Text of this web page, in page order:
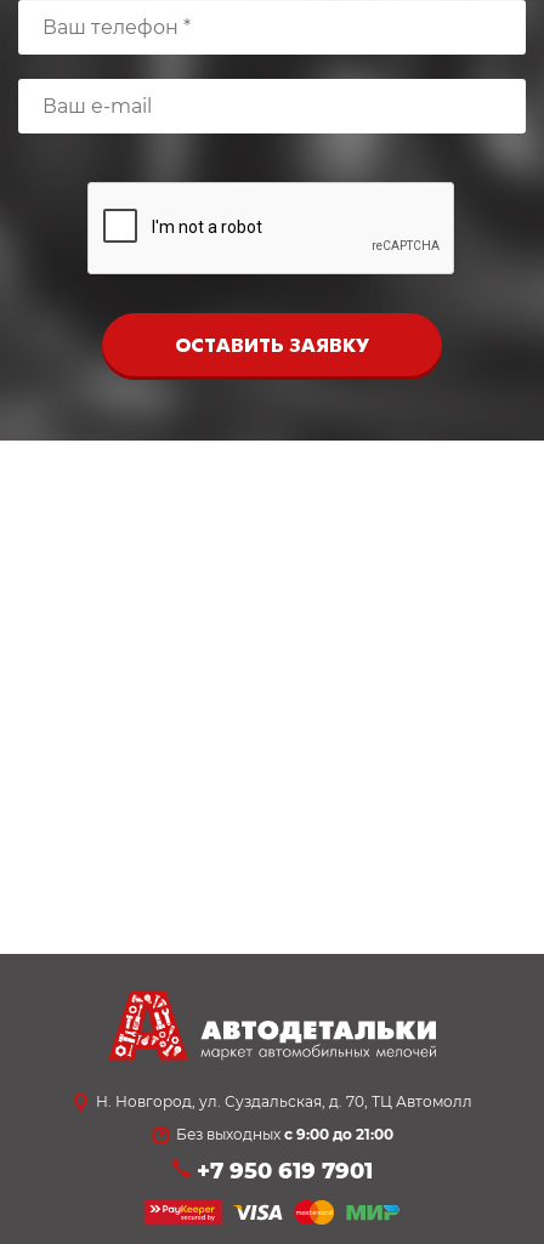
ОСТАВИТЬ ЗАЯВКУ
Н. Новгород, ул. Суздальская, д. 70, ТЦ Автомолл
Без выходных с 9:00 до 21:00
+7 950 619 7901